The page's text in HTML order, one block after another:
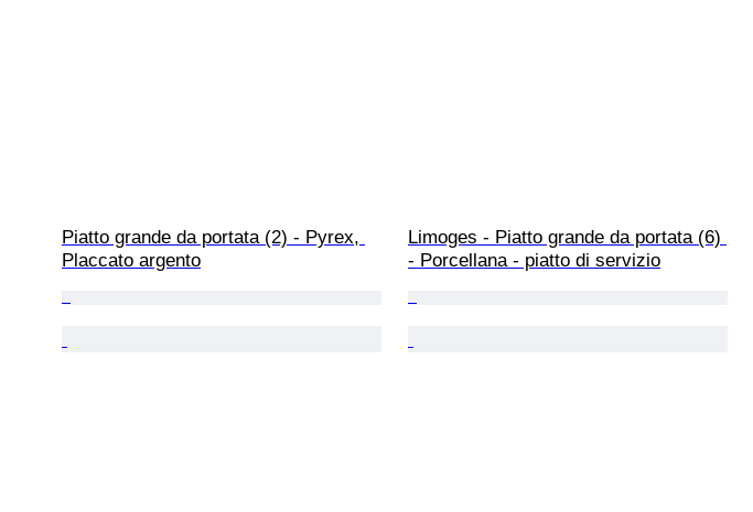
Piatto grande da portata (2) - Pyrex,
Placcato argento
Limoges - Piatto grande da portata (6)
- Porcellana - piatto di servizio